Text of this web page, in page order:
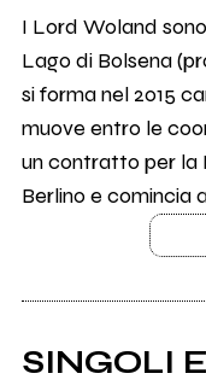
I ​Lord Woland
Lago di Bolsena
si forma nel 2015
muove entro le
un contratto per la
Berlino e comincia
SINGOLI